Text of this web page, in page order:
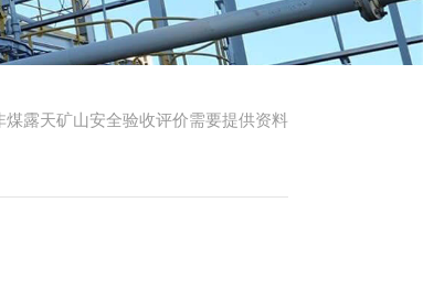
煤露天矿山安全验收评价需要提供资料